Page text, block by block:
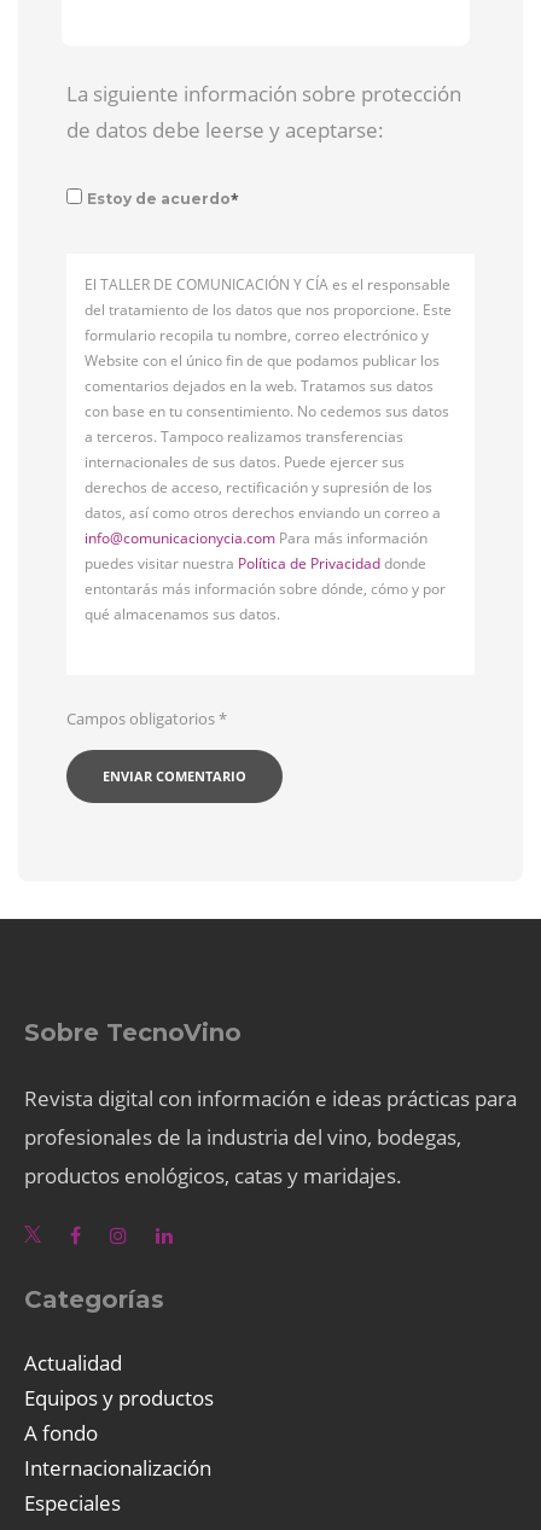
La siguiente información sobre protección
de datos debe leerse y aceptarse:
Estoy de acuerdo*
El TALLER DE COMUNICACIÓN Y CÍA es el responsable
del tratamiento de los datos que nos proporcione. Este
formulario recopila tu nombre, correo electrónico y
Website con el único fin de que podamos publicar los
comentarios dejados en la web. Tratamos sus datos
con base en tu consentimiento. No cedemos sus datos
a terceros. Tampoco realizamos transferencias
internacionales de sus datos. Puede ejercer sus
derechos de acceso, rectificación y supresión de los
datos, así como otros derechos enviando un correo a
info@comunicacionycia.com Para más información
puedes visitar nuestra Política de Privacidaddonde
entontarás más información sobre dónde, cómo y por
qué almacenamos sus datos.
Campos obligatorios*
Sobre TecnoVino
Revista digital con información e ideas prácticas para
profesionales de la industria del vino, bodegas,
productos enológicos, catas y maridajes.
Categorías
Actualidad
Equipos y productos
A fondo
Internacionalización
Especiales